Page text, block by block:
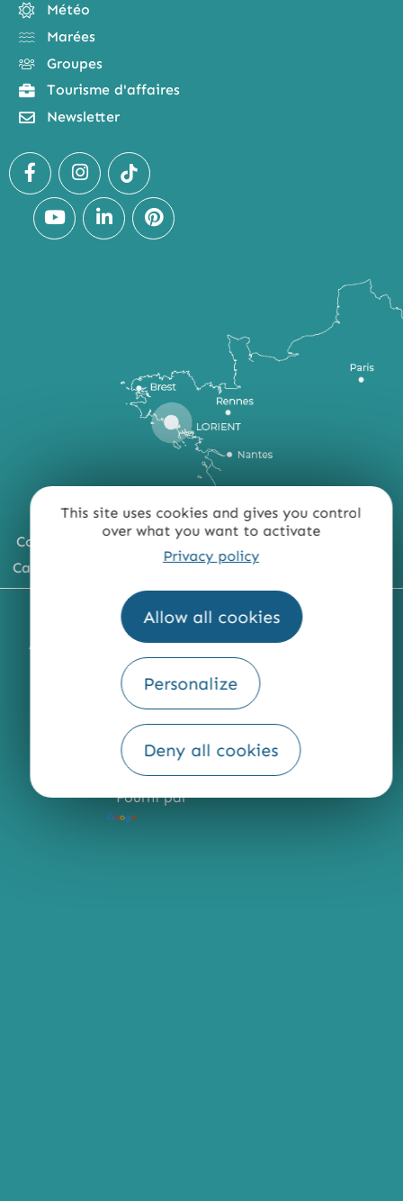
This site uses cookies and gives you control
over what you want to activate
Privacy policy
Allow all cookies
Personalize
Deny all cookies
Météo
Marées
Groupes
Tourisme d'affaires
Newsletter
Comment venir ?
Carte du territoire
MENTIONS LÉGALES PLAN DU SITE
ACCESSIBILITÉ : NON CONFORME PRESSE
QUI SOMMES-NOUS ?
Fourni par